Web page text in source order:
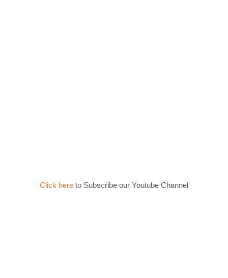
Click here to Subscribe our Youtube Channel